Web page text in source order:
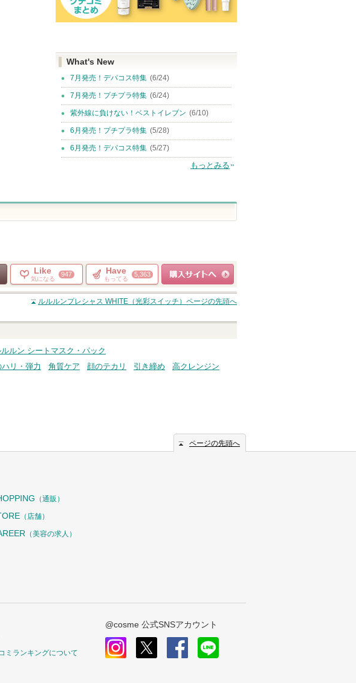
What's New
7月発売！デパコス特集 (6/24)
7月発売！プチプラ特集 (6/24)
紫外線に負けない！ベストイレブン (6/10)
6月発売！プチプラ特集 (5/28)
6月発売！デパコス特集 (5/27)
もっとみる
Like
気になる
947 Have
もってる
5,363
ショッピングサイト
へ
ルルルンプレシャス WHITE（光彩スイッチ） ページの先頭へ
ルルン シートマスク・パック
ハリ・弾力 角質ケア 顔のテカリ 引き締め
高クレンジン
ページの先頭へ
（通販）
（店舗）
（美容の求人）
ミランキングについて
@cosme 公式SNSアカウント